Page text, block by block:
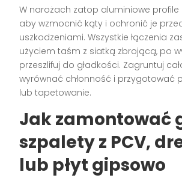
W narożach zatop aluminiowe profile
aby wzmocnić kąty i ochronić je
uszkodzeniami. Wszystkie łączenia
użyciem taśm z siatką zbrojącą, po
przeszlifuj do gładkości. Zagruntuj
wyrównać chłonność i przygotować
lub tapetowanie.
Jak zamontować
szpalety z PCV,
lub płyt gipsowo